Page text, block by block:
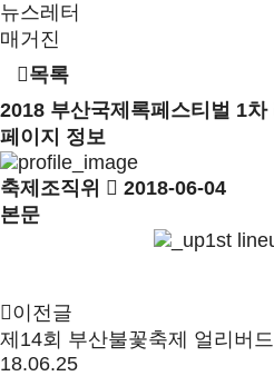
뉴스레터
매거진
목록
2018 부산국제록페스티벌 1차
페이지 정보
축제조직위
2018-06-04
본문
이전글
제14회 부산불꽃축제 얼리버
18.06.25